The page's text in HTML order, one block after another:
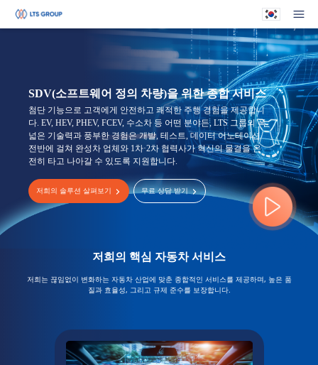
메
귀하의 회사
SDV(소프트웨어 정의 차량)을 위한 종합 서비스
첨단 기능으로 고객에게 안전하고 쾌적한 주행 경험을 제공합니
다. EV, HEV, PHEV, FCEV, 수소차 등 어떤 분야든, LTS 그룹의 폭
넓은 기술력과 풍부한 경험은 개발, 테스트, 데이터 어노테이션
전반에 걸쳐 완성차 업체와 1차·2차 협력사가 혁신의 물결을 온
전히 타고 나아갈 수 있도록 지원합니다.
저희의 솔루션 살펴보기 무료 상담 받기
저희의 핵심 자동차 서비스
저희는 끊임없이 변화하는 자동차 산업에 맞춘 종합적인 서비스를 제공하며, 높은 품
질과 효율성, 그리고 규제 준수를 보장합니다.